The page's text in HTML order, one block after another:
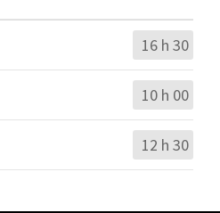
16 h 30
10 h 00
12 h 30